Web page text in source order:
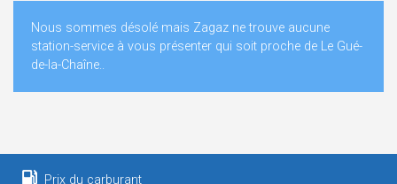
Nous sommes désolé mais Zagaz ne trouve aucune
station-service à vous présenter qui soit proche de Le Gué-
de-la-Chaîne..
Prix du carburant